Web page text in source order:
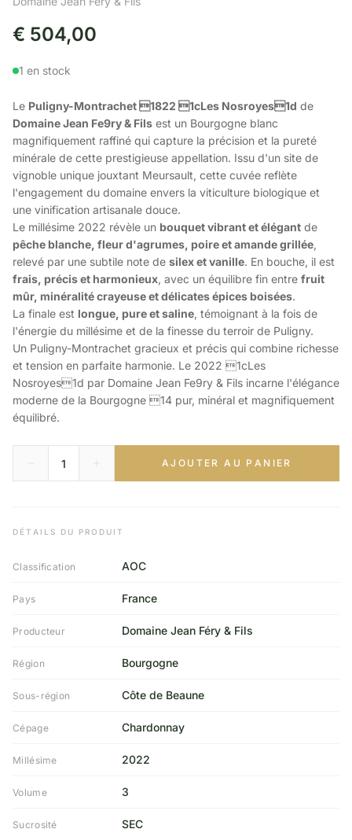
€ 504,00
1 en stock
Le Puligny-Montrachet 1822 1cLes Nosroyes1d de
Domaine Jean Fe9ry & Fils est un Bourgogne blanc
magnifiquement raffiné qui capture la précision et la pureté
minérale de cette prestigieuse appellation. Issu d'un site de
vignoble unique jouxtant Meursault, cette cuvée reflète
l'engagement du domaine envers la viticulture biologique et
une vinification artisanale douce.
Le millésime 2022 révèle un bouquet vibrant et élégant de
pêche blanche, fleur d'agrumes, poire et amande grillée,
relevé par une subtile note de silex et vanille. En bouche, il est
frais, précis et harmonieux, avec un équilibre fin entre fruit
mûr, minéralité crayeuse et délicates épices boisées.
La finale est longue, pure et saline, témoignant à la fois de
l'énergie du millésime et de la finesse du terroir de Puligny.
Un Puligny-Montrachet gracieux et précis qui combine richesse
et tension en parfaite harmonie. Le 2022 1cLes
Nosroyes1d par Domaine Jean Fe9ry & Fils incarne l'élégance
moderne de la Bourgogne 14 pur, minéral et magnifiquement
équilibré.
AJOUTER AU PANIER
DÉTAILS DU PRODUIT
Classification AOC
Pays France
Producteur Domaine Jean Féry & Fils
Région Bourgogne
Sous-région Côte de Beaune
Cépage Chardonnay
Millésime 2022
Volume 3
Sucrosité SEC